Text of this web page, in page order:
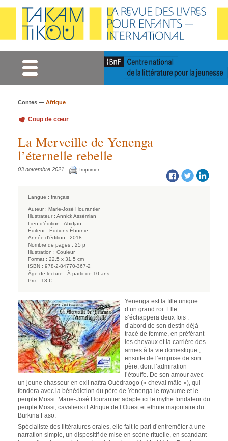
Contes — Afrique
Coup de cœur
La Merveille de Yenenga
l’éternelle rebelle
03 novembre 2021 Imprimer
Langue : français
Auteur : Marie-José Hourantier
Illustrateur : Annick Assémian
Lieu d'édition : Abidjan
Éditeur : Éditions Éburnie
Année d'édition : 2018
Nombre de pages : 25 p
Illustration : Couleur
Format : 22,5 x 31,5 cm
ISBN : 978-2-84770-367-2
Âge de lecture : À partir de 10 ans
Prix : 13 €
Yenenga est la fille unique
d’un grand roi. Elle
s’échappera deux fois :
d’abord de son destin déjà
tracé de femme, en préférant
les chevaux et la carrière des
armes à la vie domestique ;
ensuite de l’emprise de son
père, dont l’admiration
l’étouffe. De son amour avec
un jeune chasseur en exil naîtra Ouédraogo (« cheval mâle »), qui
fondera avec la bénédiction du père de Yenenga le royaume et le
peuple Mossi. Marie-José Hourantier adapte ici le mythe fondateur du
peuple Mossi, cavaliers d’Afrique de l’Ouest et ethnie majoritaire du
Burkina Faso.
Spécialiste des littératures orales, elle fait le pari d’entremêler à une
narration simple, un dispositif de mise en scène rituelle, en scandant